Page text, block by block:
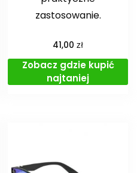
zastosowanie.
41,00zł
Zobacz gdzie kupić
najtaniej